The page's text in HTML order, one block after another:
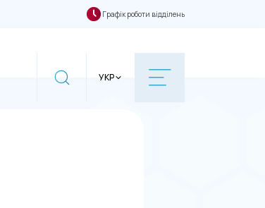
Графік роботи відділень
УКР